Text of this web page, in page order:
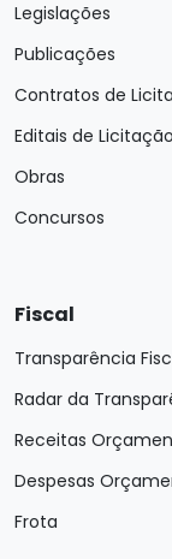
Legislações
Publicações
Contratos de
Editais de Licitação
Obras
Concursos
Fiscal
Transparência
Radar da
Receitas
Despesas
Frota